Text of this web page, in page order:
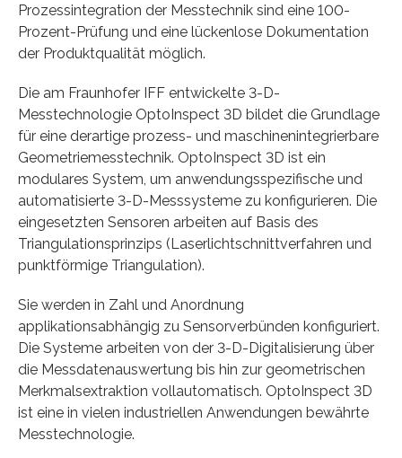
Prozessintegration der Messtechnik sind eine 100-
Prozent-Prüfung und eine lückenlose Dokumentation
der Produktqualität möglich.
Die am Fraunhofer IFF entwickelte 3-D-
Messtechnologie OptoInspect 3D bildet die Grundlage
für eine derartige prozess- und maschinenintegrierbare
Geometriemesstechnik. OptoInspect 3D ist ein
modulares System, um anwendungsspezifische und
automatisierte 3-D-Messsysteme zu konfigurieren. Die
eingesetzten Sensoren arbeiten auf Basis des
Triangulationsprinzips (Laserlichtschnittverfahren und
punktförmige Triangulation).
Sie werden in Zahl und Anordnung
applikationsabhängig zu Sensorverbünden konfiguriert.
Die Systeme arbeiten von der 3-D-Digitalisierung über
die Messdatenauswertung bis hin zur geometrischen
Merkmalsextraktion vollautomatisch. OptoInspect 3D
ist eine in vielen industriellen Anwendungen bewährte
Messtechnologie.